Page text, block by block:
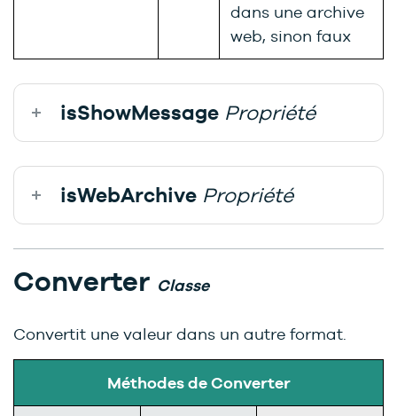
dans une archive
web, sinon faux
isShowMessage Propriété
isWebArchive Propriété
Converter Classe
Convertit une valeur dans un autre format.
Méthodes de Converter